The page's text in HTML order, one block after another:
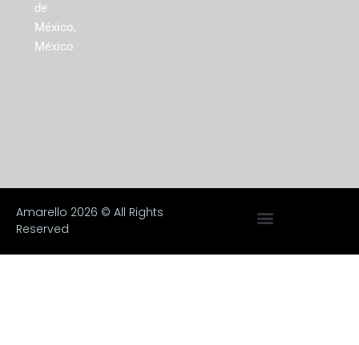
de
México,
México
Amarello 2026 © All Rights
Reserved